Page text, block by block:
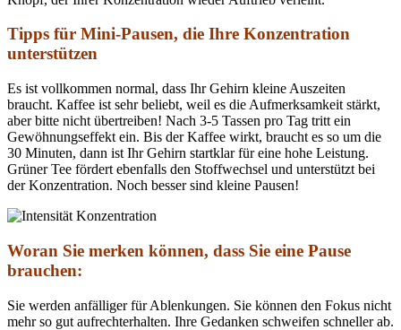
Tipps für Mini-Pausen, die Ihre Konzentration
unterstützen
Es ist vollkommen normal, dass Ihr Gehirn kleine Auszeiten
braucht. Kaffee ist sehr beliebt, weil es die Aufmerksamkeit stärkt,
aber bitte nicht übertreiben! Nach 3-5 Tassen pro Tag tritt ein
Gewöhnungseffekt ein. Bis der Kaffee wirkt, braucht es so um die
30 Minuten, dann ist Ihr Gehirn startklar für eine hohe Leistung.
Grüner Tee fördert ebenfalls den Stoffwechsel und unterstützt bei
der Konzentration. Noch besser sind kleine Pausen!
Woran Sie merken können, dass Sie eine Pause
brauchen:
Sie werden anfälliger für Ablenkungen. Sie können den Fokus nicht
mehr so gut aufrechterhalten. Ihre Gedanken schweifen schneller ab.